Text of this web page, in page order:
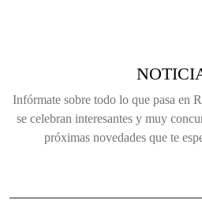
Infórmate sobre todo lo que pasa en
se celebran interesantes y muy
próximas novedades que te